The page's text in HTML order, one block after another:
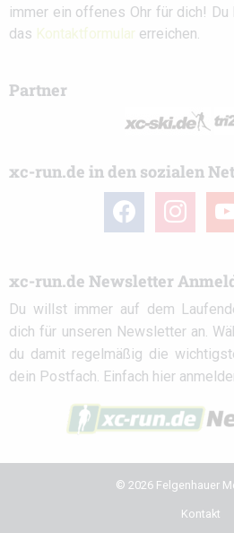
immer ein offenes Ohr für dich!
das Kontaktformular erreichen.
Partner
xc-run.de in den sozialen
facebook instagram
xc-run.de Newsletter
Du willst immer auf dem
dich für unseren Newsletter an.
du damit regelmäßig die
dein Postfach. Einfach hier
© 2026 Felgenhauer
Kontakt